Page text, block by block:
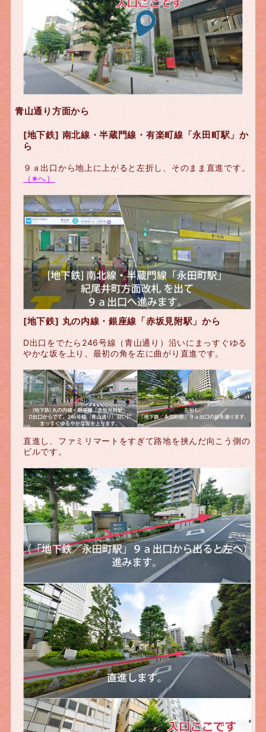
青山通り方面から
[地下鉄] 南北線・半蔵門線・有楽町線「永田町駅」か
ら
９ａ出口から地上に上がると左折し、そのまま直進です。
（※へ）
[地下鉄] 丸の内線・銀座線「赤坂見附駅」から
D出口をでたら246号線（青山通り）沿いにまっすぐゆる
やかな坂を上り、最初の角を左に曲がり直進です。
直進し、ファミリマートをすぎて路地を挟んだ向こう側の
ビルです。